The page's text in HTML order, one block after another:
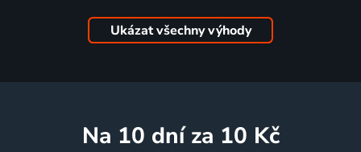
Ukázat všechny výhody
na 10 dní za 10 Kč